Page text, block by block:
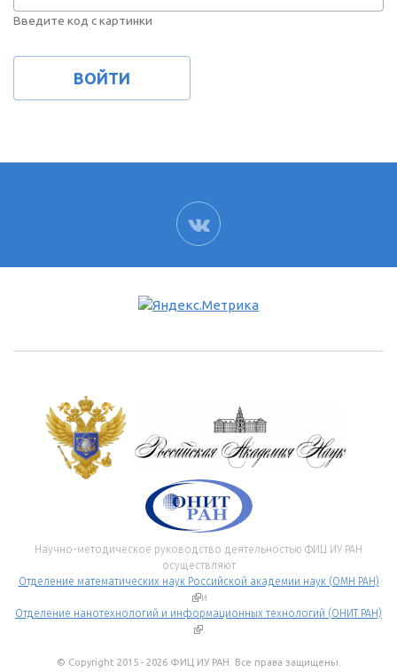
Введите код с картинки
ВК
Научно-методическое руководство деятельностью ФИЦ ИУ РАН
осуществляют
Отделение математических наук Российской академии наук (ОМН РАН)
(внешняя ссылка)
и
Отделение нанотехнологий и информационных технологий (ОНИТ РАН)
(внешняя ссылка)
.
© Copyright 2015 - 2026 ФИЦ ИУ РАН. Все права защищены.